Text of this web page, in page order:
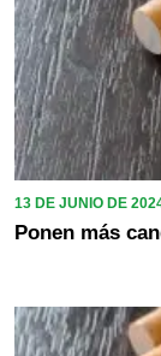
13 DE JUNIO DE
Ponen más